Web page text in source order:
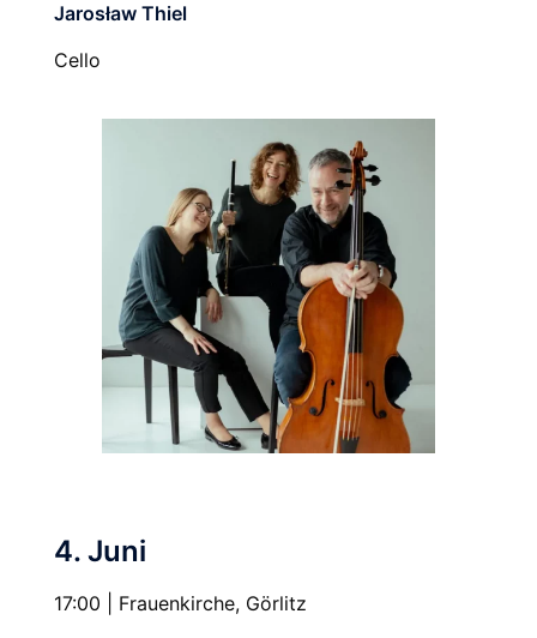
Jarosław Thiel
Cello
4. Juni
17:00 | Frauenkirche, Görlitz